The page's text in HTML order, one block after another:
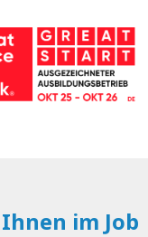
im Job